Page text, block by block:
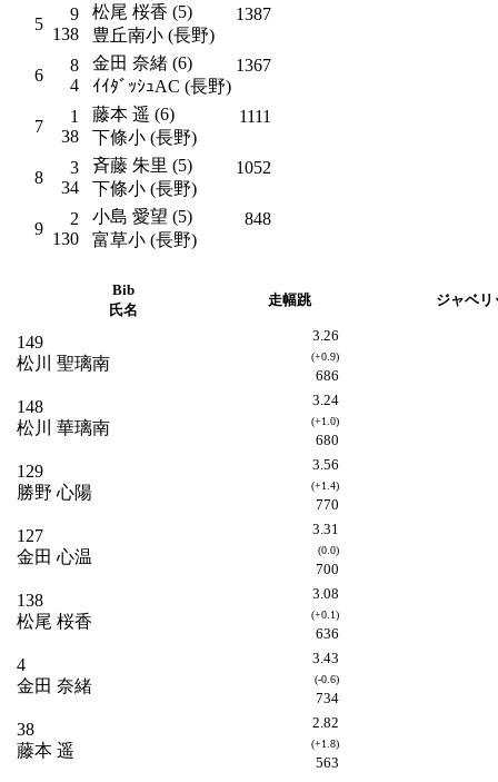
5
9
138
松尾 桜香 (5)
豊丘南小 (長野)
1387
6
8
4
金田 奈緒 (6)
ｲｲﾀﾞｯｼｭAC (長野)
1367
7
1
38
藤本 遥 (6)
下條小 (長野)
1111
8
3
34
斉藤 朱里 (5)
下條小 (長野)
1052
9
2
130
小島 愛望 (5)
富草小 (長野)
848
Bib
氏名
走幅跳 ジャベリ
149
松川 聖璃南
3.26
(+0.9)
686
148
松川 華璃南
3.24
(+1.0)
680
129
勝野 心陽
3.56
(+1.4)
770
127
金田 心温
3.31
(0.0)
700
138
松尾 桜香
3.08
(+0.1)
636
4
金田 奈緒
3.43
(-0.6)
734
38
藤本 遥
2.82
(+1.8)
563